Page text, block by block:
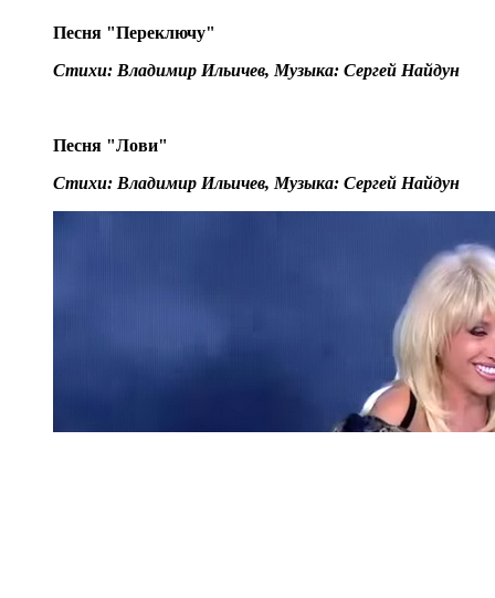
Песня "Переключу"
Стихи: Владимир Ильичев, Музыка: Сергей Найдун
Песня "Лови"
Стихи: Владимир Ильичев, Музыка: Сергей Найдун